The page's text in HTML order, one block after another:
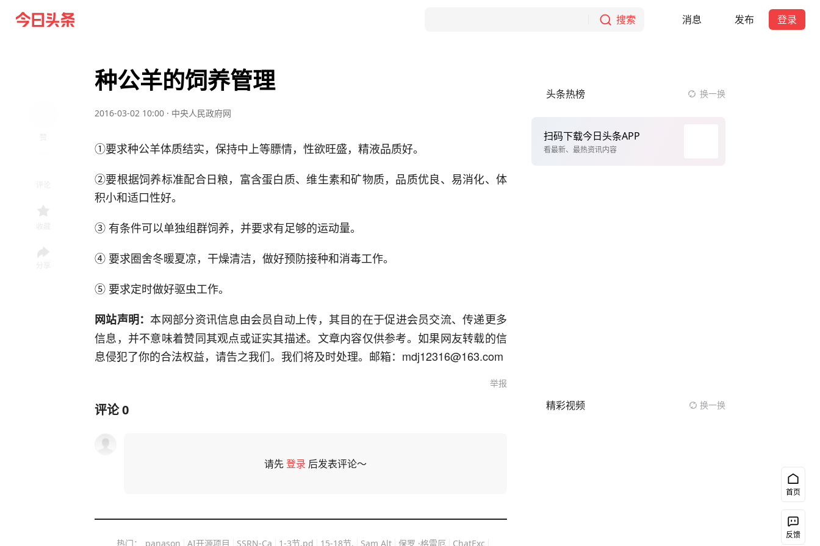
搜索 消息 发布 登录
种公羊的饲养管理
2016-03-02 10:00 · 中央人民政府网
①要求种公羊体质结实，保持中上等膘情，性欲旺盛，精液品质好。
②要根据饲养标准配合日粮，富含蛋白质、维生素和矿物质，品质优良、易消化、体
积小和适口性好。
③ 有条件可以单独组群饲养，并要求有足够的运动量。
④ 要求圈舍冬暖夏凉，干燥清洁，做好预防接种和消毒工作。
⑤ 要求定时做好驱虫工作。
网站声明：本网部分资讯信息由会员自动上传，其目的在于促进会员交流、传递更多
信息，并不意味着赞同其观点或证实其描述。文章内容仅供参考。如果网友转载的信
息侵犯了你的合法权益，请告之我们。我们将及时处理。邮箱：mdj12316@163.com
举报
评论0
请先登录 后发表评论～
热门： panason AI开源项目 SSRN-Ca 1-3节.pd 15-18节. Sam Alt 保罗 ·格雷厄 ChatExc
头条热榜 换一换
扫码下载今日头条APP
看最新、最热资讯内容
精彩视频 换一换
首页
反馈